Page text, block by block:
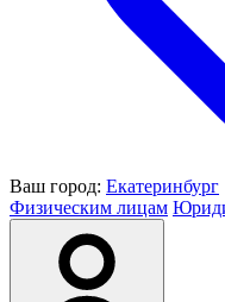
Ваш город: Екатеринбург
Физическим лицам